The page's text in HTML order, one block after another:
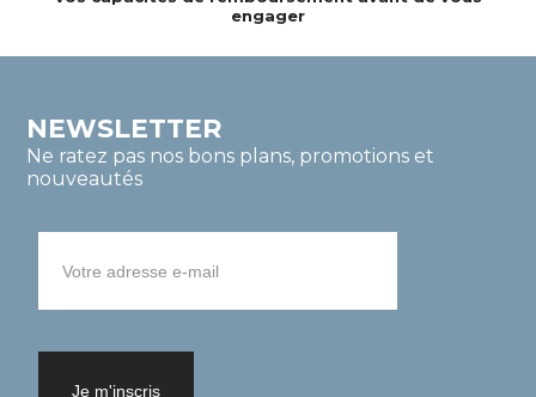
engager
NEWSLETTER
Ne ratez pas nos bons plans, promotions et
nouveautés